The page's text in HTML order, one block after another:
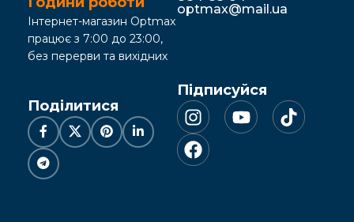
Інтернет-магазин Optmax
працює з 7:00 до 23:00,
без перерви та вихідних
optmax@mail.ua
Поділитися
Підписуйся